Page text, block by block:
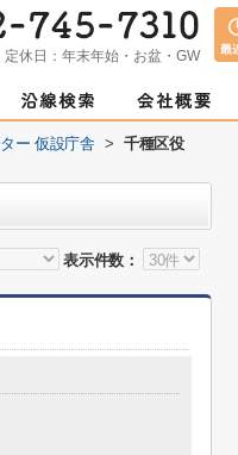
定休日： 年末年始・お盆・GW
ー 仮設庁舎 >
千種区役
表示件数：